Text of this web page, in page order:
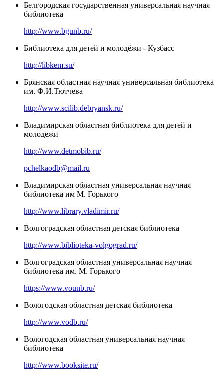
Белгородская государственная универсальная научная
библиотека
http://www.bgunb.ru/
Библиотека для детей и молодёжи - Кузбасс
http://libkem.su/
Брянская областная научная универсальная библиотека
им. Ф.И.Тютчева
http://www.scilib.debryansk.ru/
Владимирская областная библиотека для детей и
молодежи
http://www.detmobib.ru/
pchelkaodb@mail.ru
Владимирская областная универсальная научная
библиотека им М. Горького
http://www.library.vladimir.ru/
Волгоградская областная детская библиотека
http://www.biblioteka-volgograd.ru/
Волгоградская областная универсальная научная
библиотека им. М. Горького
https://www.vounb.ru/
Вологодская областная детская библиотека
http://www.vodb.ru/
Вологодская областная универсальная научная
библиотека
http://www.booksite.ru/